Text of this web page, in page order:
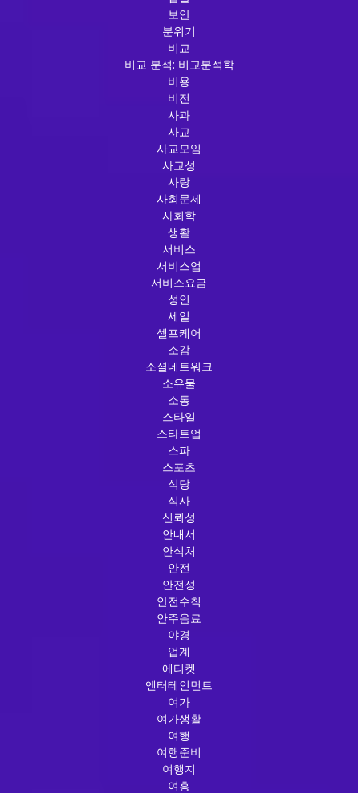
보안
분위기
비교
비교 분석: 비교분석학
비용
비전
사과
사교
사교모임
사교성
사랑
사회문제
사회학
생활
서비스
서비스업
서비스요금
성인
세일
셀프케어
소감
소셜네트워크
소유물
소통
스타일
스타트업
스파
스포츠
식당
식사
신뢰성
안내서
안식처
안전
안전성
안전수칙
안주음료
야경
업계
에티켓
엔터테인먼트
여가
여가생활
여행
여행준비
여행지
여흥